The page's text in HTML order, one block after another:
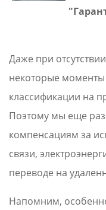
Даже при
некоторые
классификации на
Поэтому мы еще раз
компенсациям за
связи,
переводе на
Напомним,